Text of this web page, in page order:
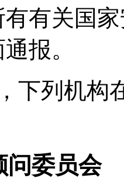
有关国
报。
下列机构
问委员会